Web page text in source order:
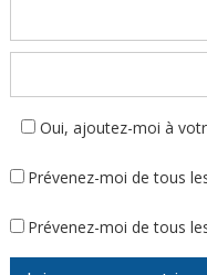
Oui, ajoutez-moi à
Prévenez-moi de tous
Prévenez-moi de tous